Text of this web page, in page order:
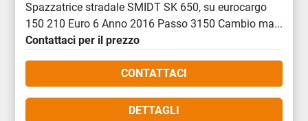
Spazzatrice stradale SMIDT SK 650, su eurocargo
150 210 Euro 6 Anno 2016 Passo 3150 Cambio ma...
Contattaci per il prezzo
CONTATTACI
DETTAGLI